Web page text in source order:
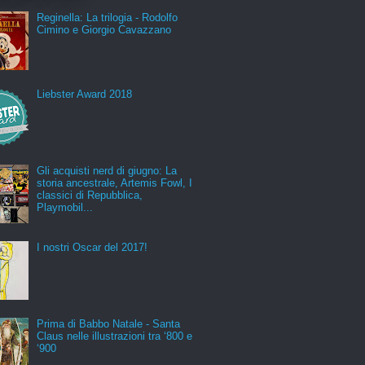
Reginella: La trilogia - Rodolfo
Cimino e Giorgio Cavazzano
Liebster Award 2018
Gli acquisti nerd di giugno: La
storia ancestrale, Artemis Fowl, I
classici di Repubblica,
Playmobil...
I nostri Oscar del 2017!
Prima di Babbo Natale - Santa
Claus nelle illustrazioni tra ‘800 e
‘900